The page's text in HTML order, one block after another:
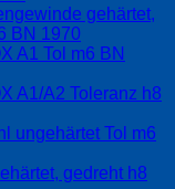
gehärtet,
BN 1970
A1 Tol m6 BN
A1/A2 Toleranz h8
ungehärtet Tol m6
gedreht h8